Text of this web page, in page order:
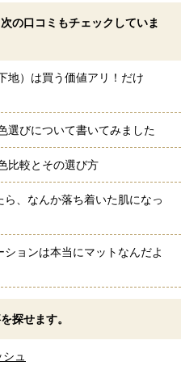
の口コミもチェックしていま
地）は買う価値アリ！だけ
びについて書いてみました
比較とその選び方
、なんか落ち着いた肌になっ
ョンは本当にマットなんだよ
探せます。
シュ